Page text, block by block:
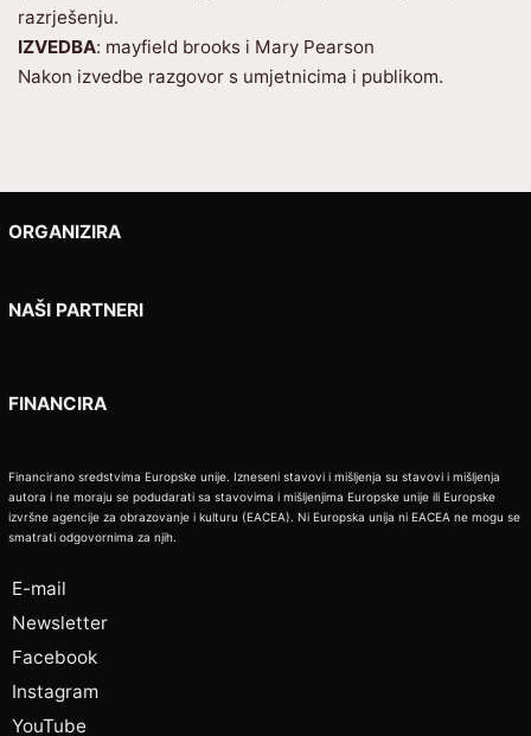
razrješenju.
IZVEDBA: mayfield brooks i Mary Pearson
Nakon izvedbe razgovor s umjetnicima i publikom.
ORGANIZIRA
NAŠI PARTNERI
FINANCIRA
Financirano sredstvima Europske unije. Izneseni stavovi i mišljenja su stavovi i mišljenja
autora i ne moraju se podudarati sa stavovima i mišljenjima Europske unije ili Europske
izvršne agencije za obrazovanje i kulturu (EACEA). Ni Europska unija ni EACEA ne mogu se
smatrati odgovornima za njih.
E-mail
Newsletter
Facebook
Instagram
YouTube